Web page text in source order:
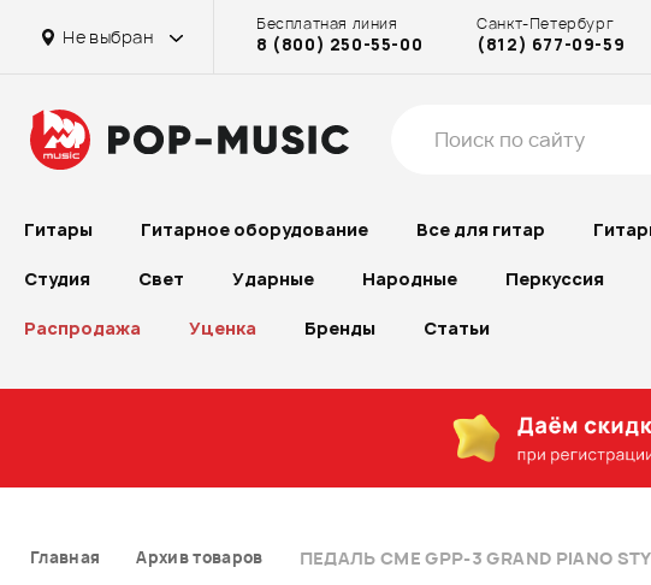
Не выбран
Бесплатная линия
8 (800) 250-55-00
Санкт-Петербург
(812) 677-09-59
Гитары Гитарное оборудование Все для гитар
Студия Свет Ударные Народные Перкуссия
Распродажа Уценка Бренды Статьи
Главная Архив товаров ПЕДАЛЬ CME GPP-3 GRAND PIANO